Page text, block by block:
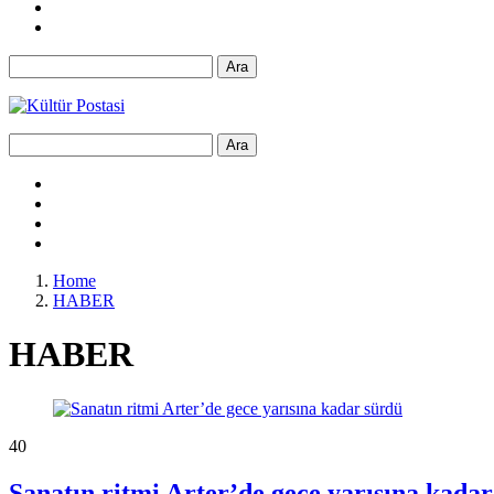
Ara
Ara
Home
HABER
HABER
40